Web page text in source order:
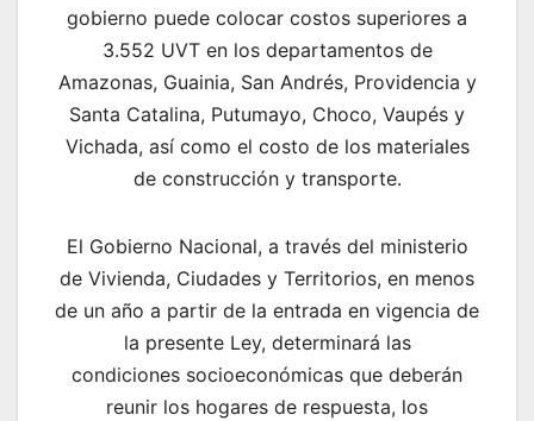
gobierno puede colocar costos superiores a
3.552 UVT en los departamentos de
Amazonas, Guainia, San Andrés, Providencia y
Santa Catalina, Putumayo, Choco, Vaupés y
Vichada, así como el costo de los materiales
de construcción y transporte.
El Gobierno Nacional, a través del ministerio
de Vivienda, Ciudades y Territorios, en menos
de un año a partir de la entrada en vigencia de
la presente Ley, determinará las
condiciones socioeconómicas que deberán
reunir los hogares de respuesta, los